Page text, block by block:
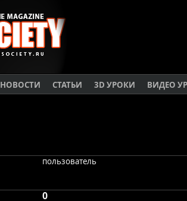
НОВОСТИ СТАТЬИ 3D УРОКИ
ВИДЕО
пользователь
0